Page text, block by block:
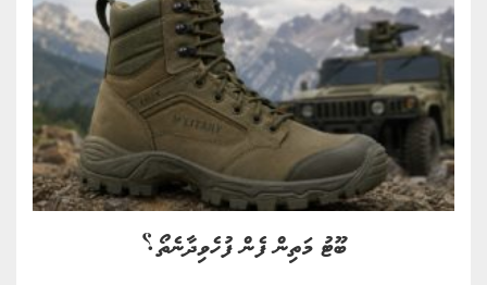
ބޫޓު މަތިން ފެން ފުހެވިދާނެތޯ؟